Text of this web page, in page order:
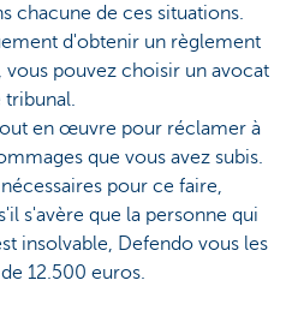
chacune de ces situations.
d'obtenir un règlement
pouvez choisir un avocat
tribunal.
en œuvre pour réclamer à
que vous avez subis.
pour ce faire,
s'avère que la personne qui
insolvable, Defendo vous les
12.500 euros.